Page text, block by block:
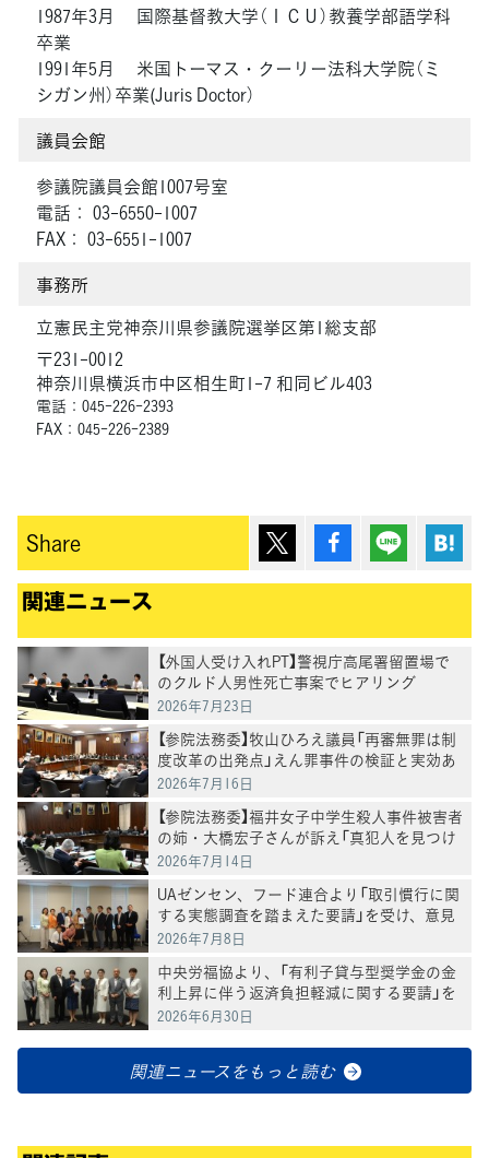
1987年3月 国際基督教大学（ＩＣＵ）教養学部語学科
卒業
1991年5月 米国トーマス・クーリー法科大学院（ミ
シガン州）卒業(Juris Doctor）
議員会館
参議院議員会館1007号室
電話： 03-6550-1007
FAX： 03-6551-1007
事務所
立憲民主党神奈川県参議院選挙区第1総支部
〒231-0012
神奈川県横浜市中区相生町1-7 和同ビル403
電話：045-226-2393
FAX：045-226-2389
Share ポスト シェア Lineで送
関連ニュース
【外国人受け入れPT】警視庁高尾署留置場で
のクルド人男性死亡事案でヒアリング
2026年7月23日
【参院法務委】牧山ひろえ議員「再審無罪は制
度改革の出発点」えん罪事件の検証と実効あ
る法改正を求める
2026年7月16日
【参院法務委】福井女子中学生殺人事件被害者
の姉・大橋宏子さんが訴え「真犯人を見つけ
ることが妹の供養になる」
2026年7月14日
UAゼンセン、フード連合より「取引慣行に関
する実態調査を踏まえた要請」を受け、意見
交換
2026年7月8日
中央労福協より、「有利子貸与型奨学金の金
利上昇に伴う返済負担軽減に関する要請」を
受け、意見交換
2026年6月30日
関連ニュースをもっと読む